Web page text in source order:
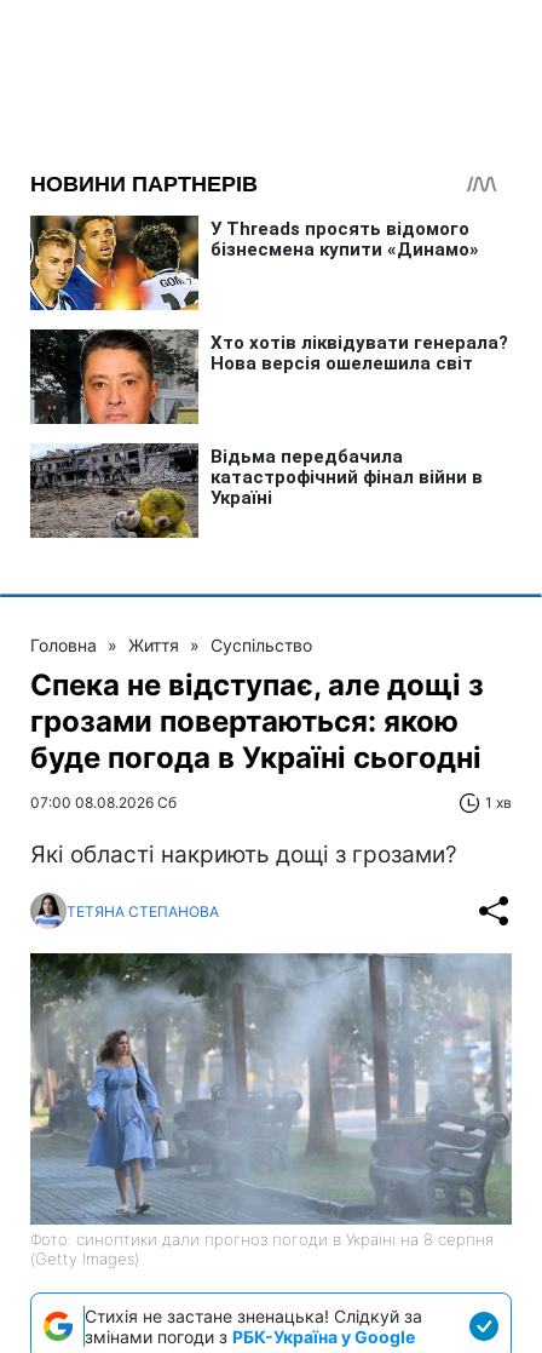
Головна » Життя » Суспільство
Спека не відступає, але дощі з
грозами повертаються: якою
буде погода в Україні сьогодні
07:00 08.08.2026 Сб 1 хв
Які області накриють дощі з грозами?
ТЕТЯНА СТЕПАНОВА
Фото: синоптики дали прогноз погоди в Україні на 8 серпня
(Getty Images)
Стихія не застане зненацька! Слідкуй за
змінами погоди з РБК-Україна у Google